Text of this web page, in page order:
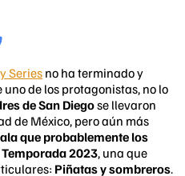
Series no ha terminado y
de los protagonistas, no lo
de San Diegose llevaron
de México, pero aún más
que probablemente los
2023, una que
Piñatas y sombreros.